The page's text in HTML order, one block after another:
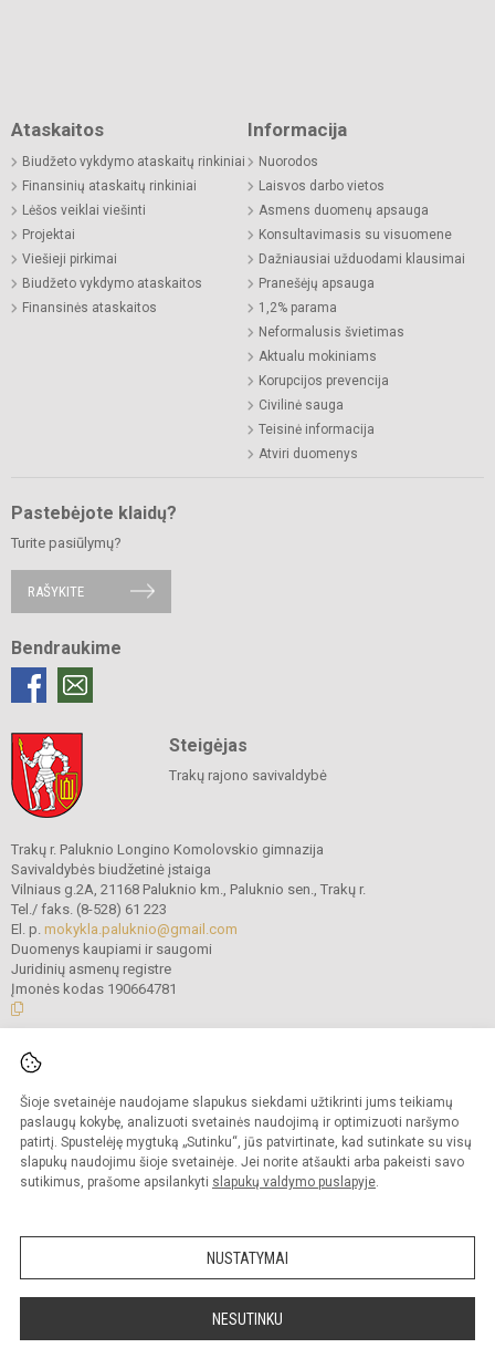
Šioje svetainėje naudojame slapukus siekdami užtikrinti jums teikiamų
paslaugų kokybę, analizuoti svetainės naudojimą ir optimizuoti naršymo
patirtį. Spustelėję mygtuką „Sutinku“, jūs patvirtinate, kad sutinkate su visų
slapukų naudojimu šioje svetainėje. Jei norite atšaukti arba pakeisti savo
sutikimus, prašome apsilankyti slapukų valdymo puslapyje.
NUSTATYMAI
NESUTINKU
Ataskaitos
Biudžeto vykdymo ataskaitų rinkiniai
Finansinių ataskaitų rinkiniai
Lėšos veiklai viešinti
Projektai
Viešieji pirkimai
Biudžeto vykdymo ataskaitos
Finansinės ataskaitos
Informacija
Nuorodos
Laisvos darbo vietos
Asmens duomenų apsauga
Konsultavimasis su visuomene
Dažniausiai užduodami klausimai
Pranešėjų apsauga
1,2% parama
Neformalusis švietimas
Aktualu mokiniams
Korupcijos prevencija
Civilinė sauga
Teisinė informacija
Atviri duomenys
Pastebėjote klaidų?
Turite pasiūlymų?
RAŠYKITE
Bendraukime
Steigėjas
Trakų rajono savivaldybė
Trakų r. Paluknio Longino Komolovskio gimnazija
Savivaldybės biudžetinė įstaiga
Vilniaus g.2A, 21168 Paluknio km., Paluknio sen., Trakų r.
Tel./ faks. (8-528) 61 223
El. p. mokykla.paluknio@gmail.com
Duomenys kaupiami ir saugomi
Juridinių asmenų registre
Įmonės kodas 190664781
© 2021. Trakų r. Paluknio Longino Komolovskio gimnazija. Visos teisės
Kopijuoti turinį be raštiško gimnazijos administracijos sutikimo griežtai
draudžiama.
Prieinamumo paraiška Slapukų valdymas
Sumanus būdas atnaujinti